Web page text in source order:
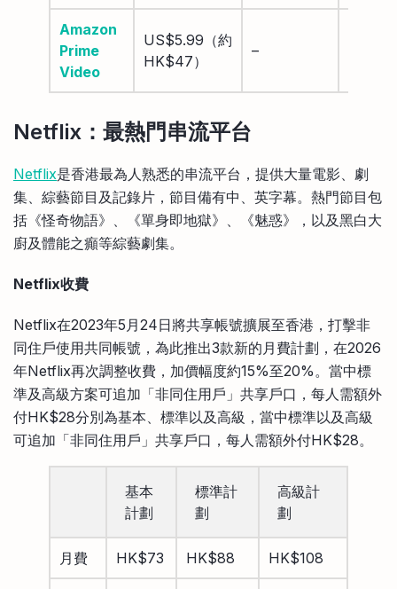
Amazon
Prime
Video
US$5.99（約
HK$47）
–
Netflix：最熱門串流平台
Netflix是香港最為人熟悉的串流平台，提供大量電影、劇
集、綜藝節目及記錄片，節目備有中、英字幕。熱門節目包
括《怪奇物語》、《單身即地獄》、《魅惑》，以及黑白大
廚及體能之癲等綜藝劇集。
Netflix收費
Netflix在2023年5月24日將共享帳號擴展至香港，打擊非
同住戶使用共同帳號，為此推出3款新的月費計劃，在2026
年Netflix再次調整收費，加價幅度約15%至20%。當中標
準及高級方案可追加「非同住用戶」共享戶口，每人需額外
付HK$28分別為基本、標準以及高級，當中標準以及高級
可追加「非同住用戶」共享戶口，每人需額外付HK$28。
基本
計劃
標準計
劃
高級計
劃
月費 HK$73 HK$88 HK$108